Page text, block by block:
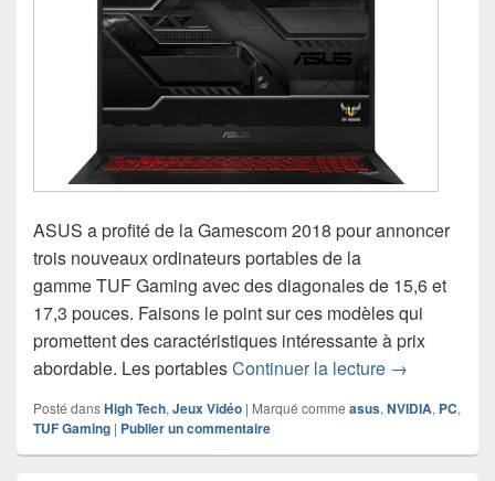
ASUS a profité de la Gamescom 2018 pour annoncer
trois nouveaux ordinateurs portables de la
gamme TUF Gaming avec des diagonales de 15,6 et
17,3 pouces. Faisons le point sur ces modèles qui
promettent des caractéristiques intéressante à prix
abordable. Les portablesContinuer la lecture ASUS
→
Posté dansHigh Tech, Jeux Vidéo | Marqué comme asus, NVIDIA, PC,
TUF Gaming | Publier un commentaire